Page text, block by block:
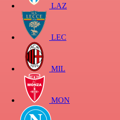
LAZ
LEC
MIL
MON